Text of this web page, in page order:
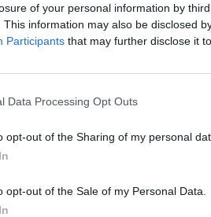
of your personal information by
This information may also be disclosed
Participants that may further disclose it
Data Processing Opt Outs
opt-out of the Sharing of my personal
opt-out of the Sale of my Personal Data.
ai 40 anni, ma andrò avanti
un campione come Gigi Buffon,
alla grande e, poi, dopo
prestazioni così elevate a
molto l’alimentazione e con il
con un tricolore cucito sul